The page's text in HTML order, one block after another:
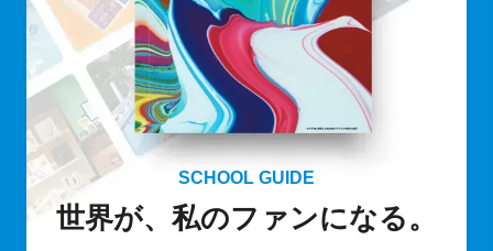
SCHOOL GUIDE
世界が、私のファンになる。